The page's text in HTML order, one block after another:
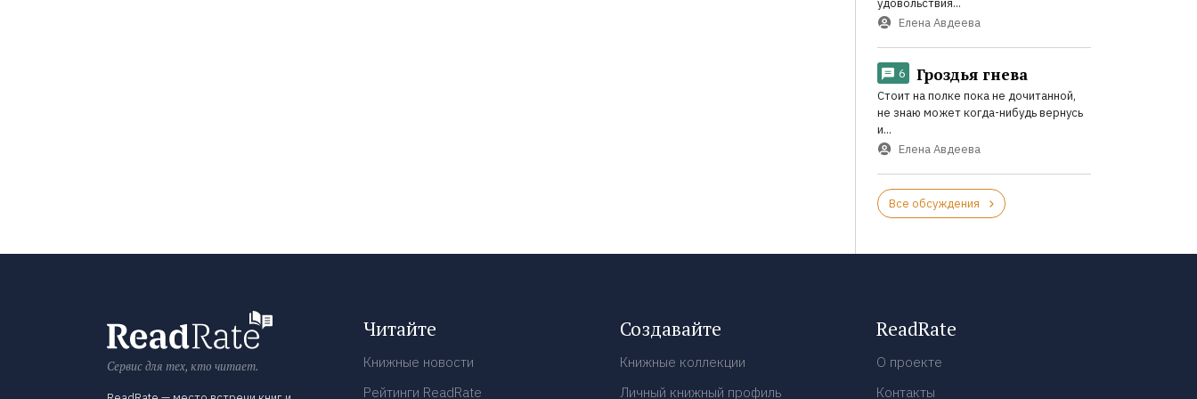
Елена Авдеева
6 Гроздья гнева
Стоит на полке пока не дочитанной,
не знаю может когда-нибудь вернусь
и...
Елена Авдеева
Все обсуждения
Сервис для тех, кто читает.
Читайте
Книжные новости
Рейтинги ReadRate
Создавайте
Книжные коллекции
Личный книжный профиль
ReadRate
О проекте
Контакты